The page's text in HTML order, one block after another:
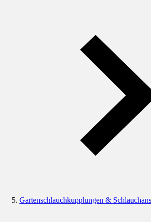
Gartenschlauchkupplungen &